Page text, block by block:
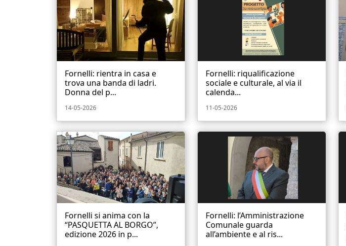
Fornelli: rientra in casa e
trova una banda di ladri.
Donna del p...
14-05-2026
Fornelli: riqualificazione
sociale e culturale, al via il
calenda...
11-05-2026
Fornelli si anima con la
“PASQUETTA AL BORGO”,
edizione 2026 in p...
Fornelli: l’Amministrazione
Comunale guarda
all’ambiente e al ris...